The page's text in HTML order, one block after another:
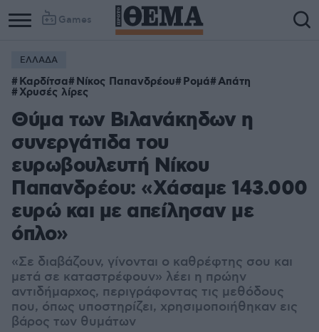
Games
ΕΛΛΑΔΑ
Καρδίτσα Νίκος Παπανδρέου Ρομά Απάτη
Χρυσές λίρες
Θύμα των Βιλανάκηδων η
συνεργάτιδα του
ευρωβουλευτή Νίκου
Παπανδρέου: «Xάσαμε 143.000
ευρώ και με απείλησαν με
όπλο»
«Σε διαβάζουν, γίνονται ο καθρέφτης σου και
μετά σε καταστρέφουν» λέει η πρώην
αντιδήμαρχος, περιγράφοντας τις μεθόδους
που, όπως υποστηρίζει, χρησιμοποιήθηκαν εις
βάρος των θυμάτων